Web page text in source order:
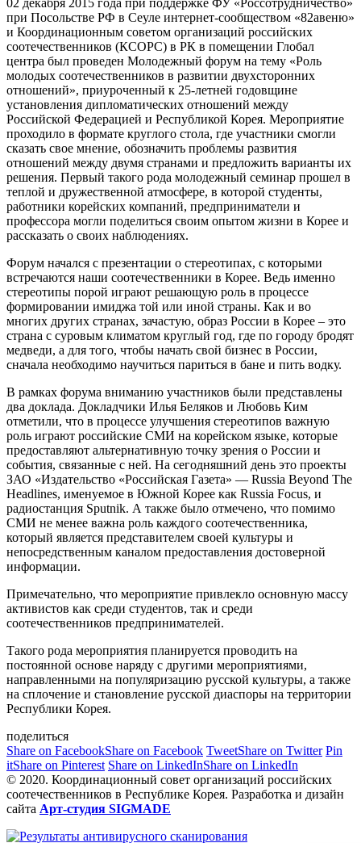
при Посольстве РФ в Сеуле интернет-сообществом «82авеню»
и Координационным советом организаций российских
соотечественников (КСОРС) в РК в помещении Глобал
центра был проведен Молодежный форум на тему «Роль
молодых соотечественников в развитии двухсторонних
отношений», приуроченный к 25-летней годовщине
установления дипломатических отношений между
Российской Федерацией и Республикой Корея. Мероприятие
проходило в формате круглого стола, где участники смогли
сказать свое мнение, обозначить проблемы развития
отношений между двумя странами и предложить варианты их
решения. Первый такого рода молодежный семинар прошел в
теплой и дружественной атмосфере, в которой студенты,
работники корейских компаний, предприниматели и
профессора могли поделиться своим опытом жизни в Корее и
рассказать о своих наблюдениях.
Форум начался с презентации о стереотипах, с которыми
встречаются наши соотечественники в Корее. Ведь именно
стереотипы порой играют решающую роль в процессе
формировании имиджа той или иной страны. Как и во
многих других странах, зачастую, образ России в Корее – это
страна с суровым климатом круглый год, где по городу бродят
медведи, а для того, чтобы начать свой бизнес в России,
сначала необходимо научиться париться в бане и пить водку.
В рамках форума вниманию участников были представлены
два доклада. Докладчики Илья Беляков и Любовь Ким
отметили, что в процессе улучшения стереотипов важную
роль играют российские СМИ на корейском языке, которые
предоставляют альтернативную точку зрения о России и
события, связанные с ней. На сегодняшний день это проекты
ЗАО «Издательство «Российская Газета» — Russia Beyond The
Headlines, именуемое в Южной Корее как Russia Focus, и
радиостанция Sputnik. А также было отмечено, что помимо
СМИ не менее важна роль каждого соотечественника,
который является представителем своей культуры и
непосредственным каналом предоставления достоверной
информации.
Примечательно, что мероприятие привлекло основную массу
активистов как среди студентов, так и среди
соотечественников предпринимателей.
Такого рода мероприятия планируется проводить на
постоянной основе наряду с другими мероприятиями,
направленными на популяризацию русской культуры, а также
на сплочение и становление русской диаспоры на территории
Республики Корея.
поделиться
Share on FacebookShare on Facebook TweetShare on Twitter Pin
itShare on Pinterest Share on LinkedInShare on LinkedIn
© 2020. Координационный совет организаций российских
соотечественников в Республике Корея. Разработка и дизайн
сайта Арт-студия SIGMADE